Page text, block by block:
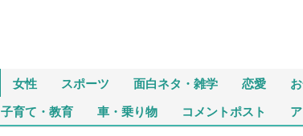
女性 スポーツ 面白ネタ・雑学 恋愛
子育て・教育 車・乗り物 コメントポスト